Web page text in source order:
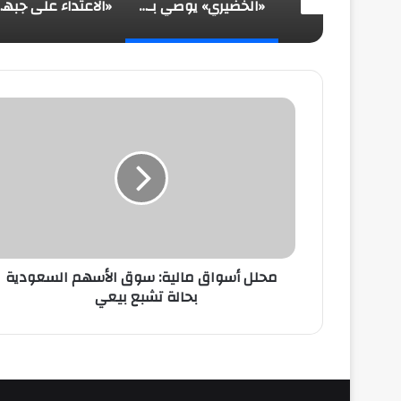
«الخضيري» يوصي بـ 20 دقيقة رياضة يومياً وتقليل السكريات للوقاية من الأمراض «الاعتداء على جبهة
محلل
بيعي
محلل أسواق مالية: سوق الأسهم السعودية
بحالة تشبع بيعي